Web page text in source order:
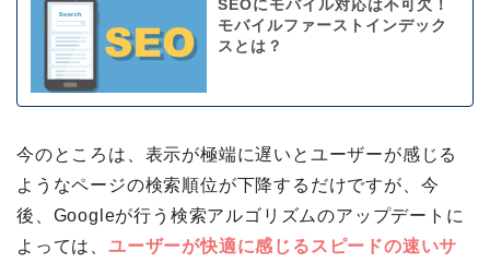
SEOにモバイル対応は不可欠！
モバイルファーストインデック
スとは？
今のところは、表示が極端に遅いとユーザーが感じる
ようなページの検索順位が下降するだけですが、今
後、Googleが行う検索アルゴリズムのアップデートに
よっては、 ユーザーが快適に感じるスピードの速いサ